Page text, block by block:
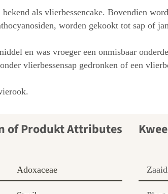
als vlierbessencake. Bovendien
worden gekookt tot sap of
en was vroeger een onmisbaar
vlierbessensap gedronken of een
Adoxaceae